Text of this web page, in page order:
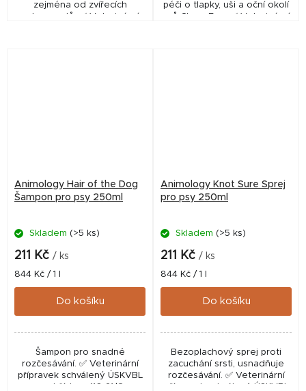
zejména od zvířecích
péči o tlapky, uši a oční okolí
Animology Hair of the Dog
Šampon pro psy 250ml
Skladem (>5 ks)
211 Kč / ks
Měrná
844 Kč / 1 l
Do košíku
Šampon pro snadné
rozčesávání. ✅ Veterinární
přípravek schválený ÚSKVBL
pod číslem: 116-21/C
Animology Knot Sure Sprej
pro psy 250ml
Skladem (>5 ks)
211 Kč / ks
Měrná
844 Kč / 1 l
Do košíku
Bezoplachový sprej proti
zacuchání srsti, usnadňuje
rozčesávání. ✅ Veterinární
přípravek schválený ÚSKVBL